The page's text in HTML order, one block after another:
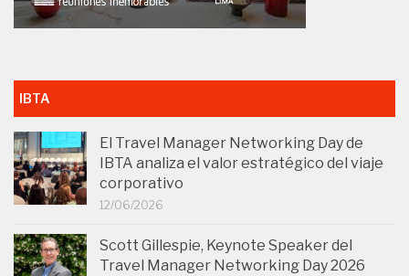
IBTA
El Travel Manager Networking Day de
IBTA analiza el valor estratégico del viaje
corporativo
12/06/2026
Scott Gillespie, Keynote Speaker del
Travel Manager Networking Day 2026